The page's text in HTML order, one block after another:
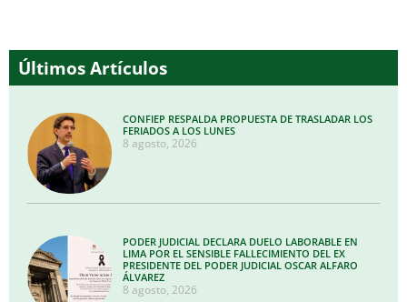
Últimos Artículos
CONFIEP RESPALDA PROPUESTA DE TRASLADAR LOS
FERIADOS A LOS LUNES
8 agosto, 2026
PODER JUDICIAL DECLARA DUELO LABORABLE EN
LIMA POR EL SENSIBLE FALLECIMIENTO DEL EX
PRESIDENTE DEL PODER JUDICIAL OSCAR ALFARO
ÁLVAREZ
8 agosto, 2026